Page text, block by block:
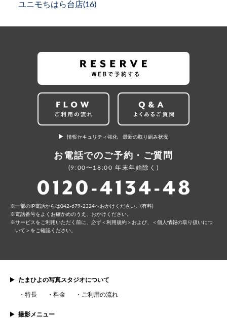
ユニモちはら台店(16)
情報セキュリティ強化 最新の取り組み状況
お電話でのご予約・ご質問
(9:00〜18:00 年末年始除く)
⼀部のIP電話からは042-679-2324へおかけください。(有料)
電話番号をよくお確かめのうえ、おかけください。
サービスをご利⽤いただく前に、必ず ＜利⽤規約＞ および、
＜個⼈情報の取り扱いにつ
いて＞ をご確認ください。
たまひよの写真スタジオについて
特長 料金 ご利用の流れ
撮影メニュー